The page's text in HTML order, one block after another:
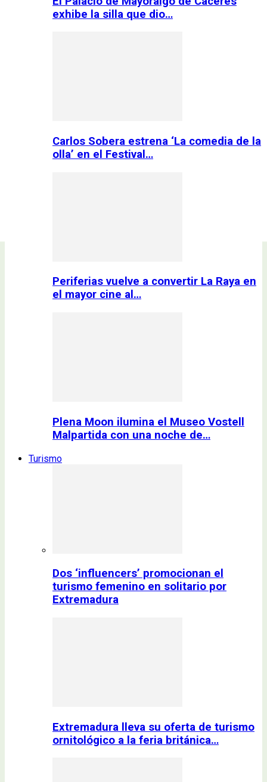
exhibe la silla que dio…
Carlos Sobera estrena ‘La comedia de la
olla’ en el Festival…
Periferias vuelve a convertir La Raya en
el mayor cine al…
Plena Moon ilumina el Museo Vostell
Malpartida con una noche de…
Turismo
Dos ‘influencers’ promocionan el
turismo femenino en solitario por
Extremadura
Extremadura lleva su oferta de turismo
ornitológico a la feria británica…